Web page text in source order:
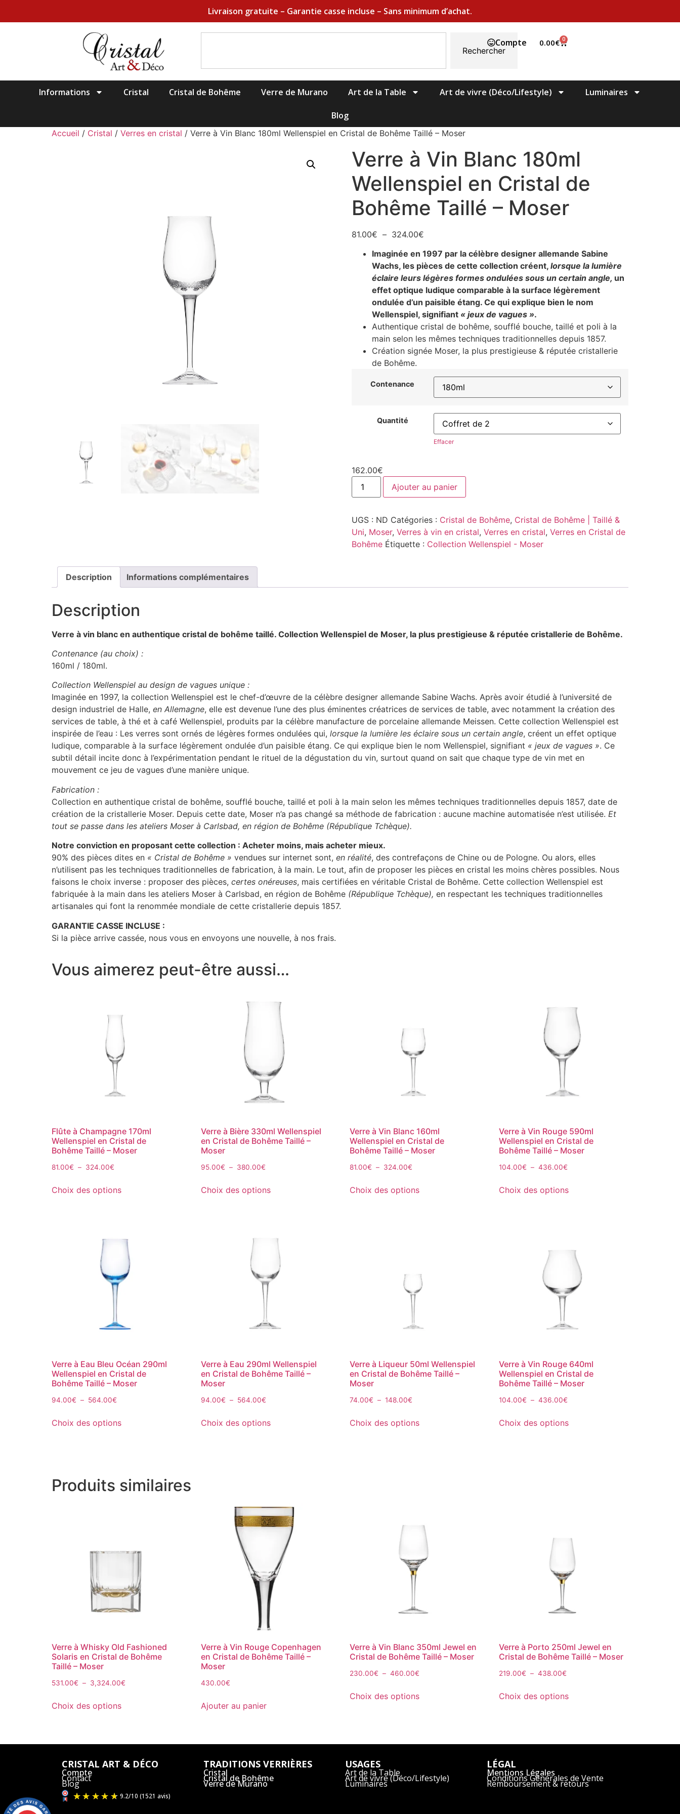
Livraison gratuite – Garantie casse incluse – Sans minimum d’achat.
Rechercher
Compte 0.00€ 0
Informations Cristal Cristal de Bohême Verre de Murano Art de la Table Art de vivre (Déco/Lifestyle) Luminaires
Blog
Accueil / Cristal / Verres en cristal / Verre à Vin Blanc 180ml Wellenspiel en Cristal de Bohême Taillé – Moser
Verre à Vin Blanc 180ml
Wellenspiel en Cristal de
Bohême Taillé – Moser
81.00€ – 324.00€
Imaginée en 1997 par la célèbre designer allemande Sabine
Wachs, les pièces de cette collection créent, lorsque la lumière
éclaire leurs légères formes ondulées sous un certain angle, un
effet optique ludique comparable à la surface légèrement
ondulée d’un paisible étang. Ce qui explique bien le nom
Wellenspiel, signifiant « jeux de vagues ».
Authentique cristal de bohême, soufflé bouche, taillé et poli à la
main selon les mêmes techniques traditionnelles depuis 1857.
Création signée Moser, la plus prestigieuse & réputée cristallerie
de Bohême.
Contenance
Quantité
Effacer
162.00€
Ajouter au panier
UGS : ND Catégories : Cristal de Bohême, Cristal de Bohême | Taillé &
Uni, Moser, Verres à vin en cristal, Verres en cristal, Verres en Cristal de
Bohême Étiquette : Collection Wellenspiel - Moser
Description Informations complémentaires
Description
Verre à vin blanc en authentique cristal de bohême taillé. Collection Wellenspiel de Moser, la plus prestigieuse & réputée cristallerie de Bohême.
Contenance (au choix) :
160ml / 180ml.
Collection Wellenspiel au design de vagues unique :
Imaginée en 1997, la collection Wellenspiel est le chef-d’œuvre de la célèbre designer allemande Sabine Wachs. Après avoir étudié à l’université de
design industriel de Halle, en Allemagne, elle est devenue l’une des plus éminentes créatrices de services de table, avec notamment la création des
services de table, à thé et à café Wellenspiel, produits par la célèbre manufacture de porcelaine allemande Meissen. Cette collection Wellenspiel est
inspirée de l’eau : Les verres sont ornés de légères formes ondulées qui, lorsque la lumière les éclaire sous un certain angle, créent un effet optique
ludique, comparable à la surface légèrement ondulée d’un paisible étang. Ce qui explique bien le nom Wellenspiel, signifiant « jeux de vagues ». Ce
subtil détail incite donc à l’expérimentation pendant le rituel de la dégustation du vin, surtout quand on sait que chaque type de vin met en
mouvement ce jeu de vagues d’une manière unique.
Fabrication :
Collection en authentique cristal de bohême, soufflé bouche, taillé et poli à la main selon les mêmes techniques traditionnelles depuis 1857, date de
création de la cristallerie Moser. Depuis cette date, Moser n’a pas changé sa méthode de fabrication : aucune machine automatisée n’est utilisée. Et
tout se passe dans les ateliers Moser à Carlsbad, en région de Bohême (République Tchèque).
Notre conviction en proposant cette collection : Acheter moins, mais acheter mieux.
90% des pièces dites en « Cristal de Bohême » vendues sur internet sont, en réalité, des contrefaçons de Chine ou de Pologne. Ou alors, elles
n’utilisent pas les techniques traditionnelles de fabrication, à la main. Le tout, afin de proposer les pièces en cristal les moins chères possibles. Nous
faisons le choix inverse : proposer des pièces, certes onéreuses, mais certifiées en véritable Cristal de Bohême. Cette collection Wellenspiel est
fabriquée à la main dans les ateliers Moser à Carlsbad, en région de Bohême (République Tchèque), en respectant les techniques traditionnelles
artisanales qui font la renommée mondiale de cette cristallerie depuis 1857.
GARANTIE CASSE INCLUSE :
Si la pièce arrive cassée, nous vous en envoyons une nouvelle, à nos frais.
Vous aimerez peut-être aussi…
Flûte à Champagne 170ml
Wellenspiel en Cristal de
Bohême Taillé – Moser
81.00€ – 324.00€
Choix des options
Verre à Bière 330ml Wellenspiel
en Cristal de Bohême Taillé –
Moser
95.00€ – 380.00€
Choix des options
Verre à Vin Blanc 160ml
Wellenspiel en Cristal de
Bohême Taillé – Moser
81.00€ – 324.00€
Choix des options
Verre à Vin Rouge 590ml
Wellenspiel en Cristal de
Bohême Taillé – Moser
104.00€ – 436.00€
Choix des options
Verre à Eau Bleu Océan 290ml
Wellenspiel en Cristal de
Bohême Taillé – Moser
94.00€ – 564.00€
Choix des options
Verre à Eau 290ml Wellenspiel
en Cristal de Bohême Taillé –
Moser
94.00€ – 564.00€
Choix des options
Verre à Liqueur 50ml Wellenspiel
en Cristal de Bohême Taillé –
Moser
74.00€ – 148.00€
Choix des options
Verre à Vin Rouge 640ml
Wellenspiel en Cristal de
Bohême Taillé – Moser
104.00€ – 436.00€
Choix des options
Produits similaires
Verre à Whisky Old Fashioned
Solaris en Cristal de Bohême
Taillé – Moser
531.00€ – 3,324.00€
Choix des options
Verre à Vin Rouge Copenhagen
en Cristal de Bohême Taillé –
Moser
430.00€
Ajouter au panier
Verre à Vin Blanc 350ml Jewel en
Cristal de Bohême Taillé – Moser
230.00€ – 460.00€
Choix des options
Verre à Porto 250ml Jewel en
Cristal de Bohême Taillé – Moser
219.00€ – 438.00€
Choix des options
CRISTAL ART & DÉCO
Compte
Contact
Blog
TRADITIONS VERRIÈRES
Cristal
Cristal de Bohême
Verre de Murano
USAGES
Art de la Table
Art de vivre (Déco/Lifestyle)
Luminaires
LÉGAL
Mentions Légales
Conditions Générales de Vente
Remboursement & retours